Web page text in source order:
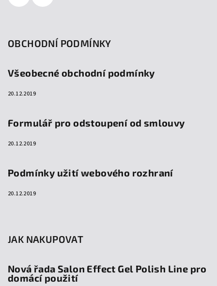
OBCHODNÍ PODMÍNKY
Všeobecné obchodní podmínky
20.12.2019
Formulář pro odstoupení od smlouvy
20.12.2019
Podmínky užití webového rozhraní
20.12.2019
JAK NAKUPOVAT
Nová řada Salon Effect Gel Polish Line pro
domácí použití